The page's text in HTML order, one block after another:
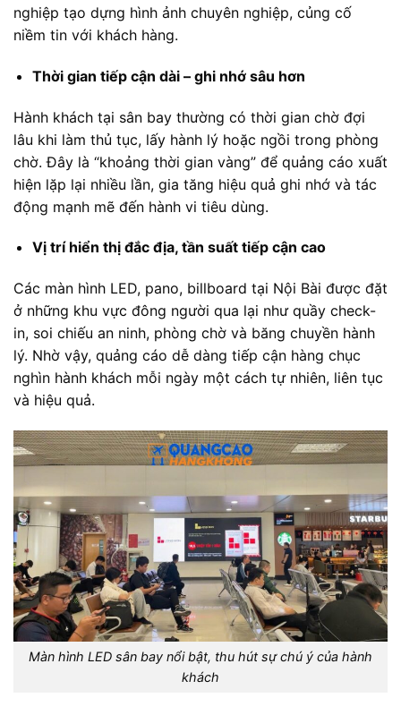
nghiệp tạo dựng hình ảnh chuyên nghiệp, củng cố
niềm tin với khách hàng.
Thời gian tiếp cận dài – ghi nhớ sâu hơn
Hành khách tại sân bay thường có thời gian chờ đợi
lâu khi làm thủ tục, lấy hành lý hoặc ngồi trong phòng
chờ. Đây là “khoảng thời gian vàng” để quảng cáo xuất
hiện lặp lại nhiều lần, gia tăng hiệu quả ghi nhớ và tác
động mạnh mẽ đến hành vi tiêu dùng.
Vị trí hiển thị đắc địa, tần suất tiếp cận cao
Các màn hình LED, pano, billboard tại Nội Bài được đặt
ở những khu vực đông người qua lại như quầy check-
in, soi chiếu an ninh, phòng chờ và băng chuyền hành
lý. Nhờ vậy, quảng cáo dễ dàng tiếp cận hàng chục
nghìn hành khách mỗi ngày một cách tự nhiên, liên tục
và hiệu quả.
Màn hình LED sân bay nổi bật, thu hút sự chú ý của hành
khách